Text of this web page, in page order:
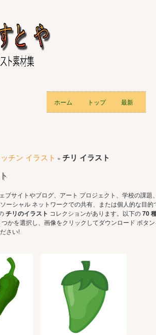
ホーム トップ 最新
チン イラスト » チリ イラスト
ブサイトやブログ、アート プロジェクト、学校の課題
ーシャル ネットワークでの共有、または個人的な目的
チリのイラスト コレクションがあります。以下の70
かを選択し、画像をクリックしてダウンロード ボタ
さい!